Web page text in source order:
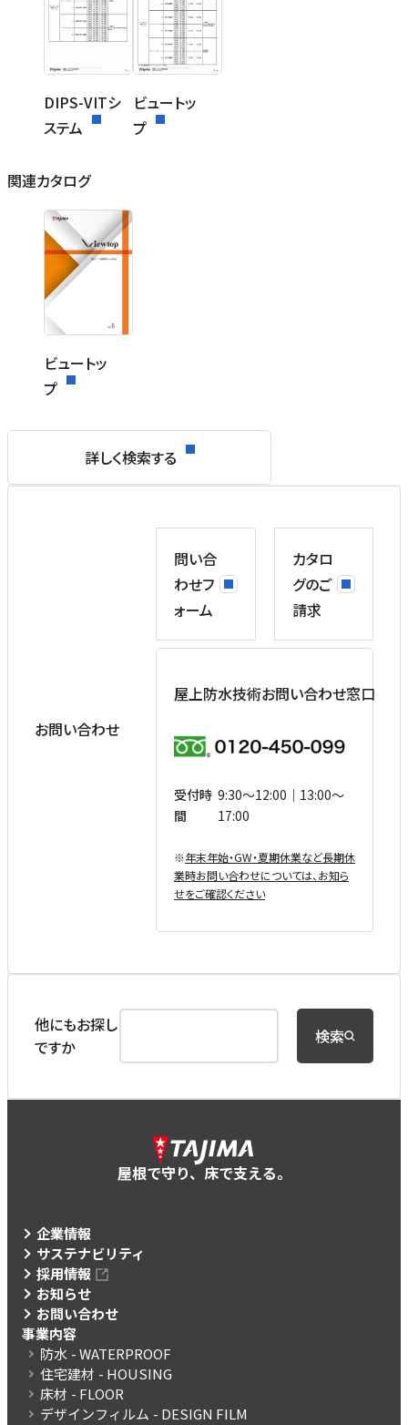
DIPS-VITシ
ステム
ビュートッ
プ
関連カタログ
ビュートッ
プ
詳しく検索する
お問い合わせ
問い合
わせフ
ォーム
カタロ
グのご
請求
屋上防水技術お問い合わせ窓口
受付時
間
9:30〜12:00｜13:00〜
17:00
※年末年始・GW・夏期休業など⻑期休
業時お問い合わせについては、お知ら
せをご確認ください
他にもお探し
ですか
検索
屋根で守り、床で支える。
企業情報
サステナビリティ
採用情報
お知らせ
お問い合わせ
事業内容
防水 - WATERPROOF
住宅建材 - HOUSING
床材 - FLOOR
デザインフィルム - DESIGN FILM